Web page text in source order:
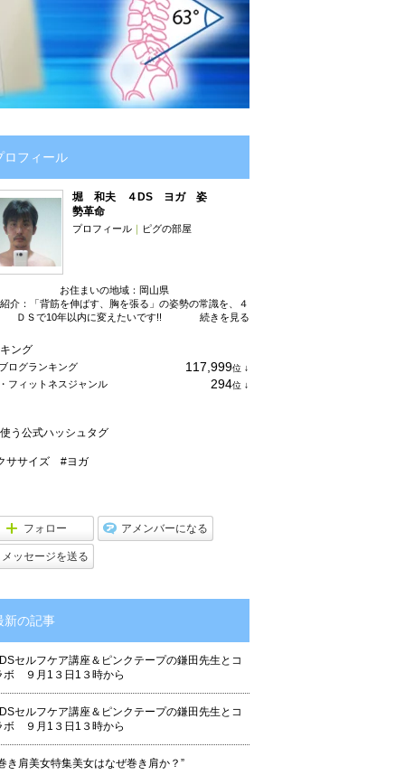
ロフィール
堀 和夫 ４DS ヨガ 姿
勢革命
プロフィール ｜ ピグの部屋
お住まいの地域： 岡山県
介：「背筋を伸ばす、胸を張る」の姿勢の常識を、４
ＤＳで10年以内に変えたいです!!
続きを見る
ング
ログランキング 117,999位 ↓
フィットネスジャンル 294位 ↓
う公式ハッシュタグ
ササイズ #ヨガ
フォロー アメンバーになる
メッセージを送る
新の記事
セルフケア講座＆ピンクテープの鎌田先生とコ
ボ ９月1３日1３時から
セルフケア講座＆ピンクテープの鎌田先生とコ
ボ ９月1３日1３時から
き肩美女特集美女はなぜ巻き肩か？”